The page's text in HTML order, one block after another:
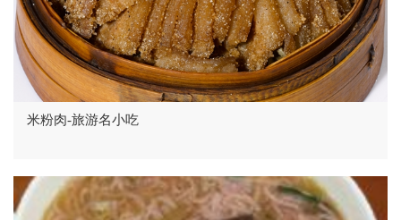
米粉肉-旅游名小吃